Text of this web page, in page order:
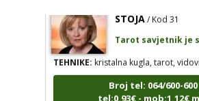
TEHNIKE:kristalna kugla, tarot,
Broj tel: 064/600-600
tel:0,93€ - mob:1,12€